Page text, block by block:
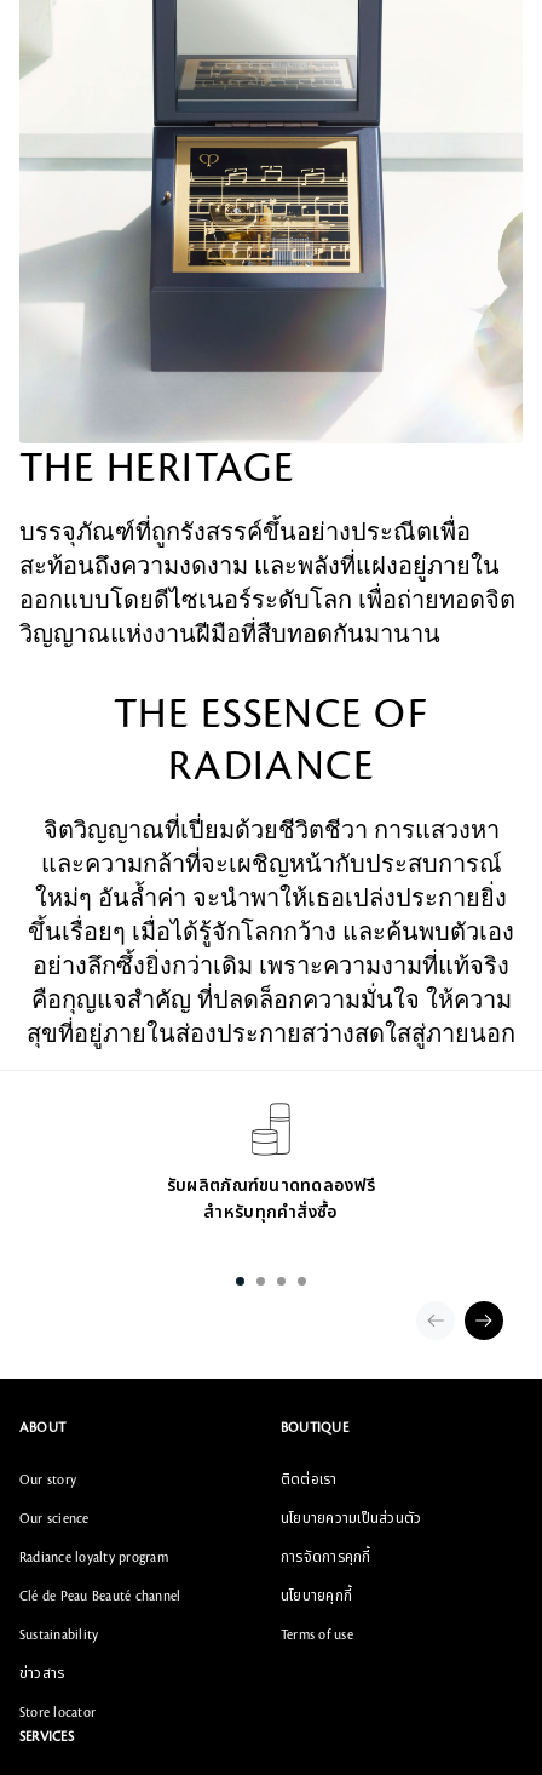
THE HERITAGE
บรรจุภัณฑ์ที่ถูกรังสรรค์ขึ้นอย่างประณีตเพื่อ
สะท้อนถึงความงดงาม และพลังที่แฝงอยู่ภายใน
ออกแบบโดยดีไซเนอร์ระดับโลก เพื่อถ่ายทอดจิต
วิญญาณแห่งงานฝีมือที่สืบทอดกันมานาน
THE ESSENCE OF
RADIANCE
​จิตวิญญาณที่เปี่ยมด้วยชีวิตชีวา การแสวงหา
และความกล้าที่จะเผชิญหน้ากับประสบการณ์
ใหม่ๆ อันล้ำค่า จะนำพาให้เธอเปล่งประกายยิ่ง
ขึ้นเรื่อยๆ เมื่อได้รู้จักโลกกว้าง และค้นพบตัวเอง
อย่างลึกซึ้งยิ่งกว่าเดิม เพราะความงามที่แท้จริง
คือกุญแจสำคัญ ที่ปลดล็อกความมั่นใจ ให้ความ
สุขที่อยู่ภายในส่องประกายสว่างสดใสสู่ภายนอก
รับผลิตภัณฑ์ขนาดทดลองฟรี
สำหรับทุกคำสั่งซื้อ
ABOUT
Our story
Our science
Radiance loyalty program
Clé de Peau Beauté channel
Sustainability
ข่าวสาร
Store locator
BOUTIQUE
ติดต่อเรา
นโยบายความเป็นส่วนตัว
การจัดการคุกกี้
นโยบายคุกกี้
Terms of use
SERVICES